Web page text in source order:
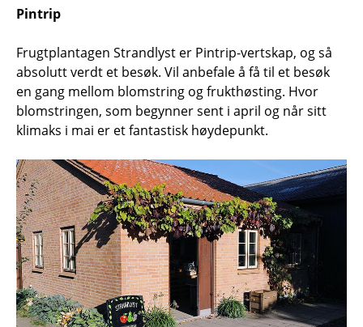
Pintrip
Frugtplantagen Strandlyst er Pintrip-vertskap, og så
absolutt verdt et besøk. Vil anbefale å få til et besøk
en gang mellom blomstring og frukthøsting. Hvor
blomstringen, som begynner sent i april og når sitt
klimaks i mai er et fantastisk høydepunkt.